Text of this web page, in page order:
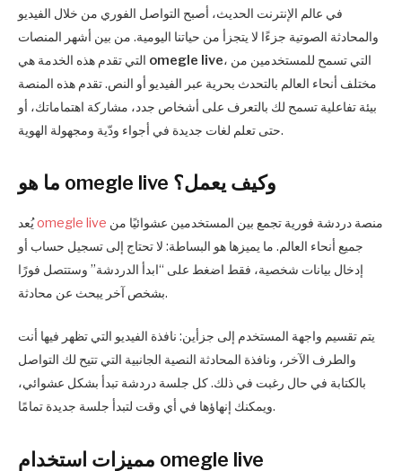
في عالم الإنترنت الحديث، أصبح التواصل الفوري من خلال الفيديو
والمحادثة الصوتية جزءًا لا يتجزأ من حياتنا اليومية. من بين أشهر المنصات
omegle live، التي تسمح للمستخدمين من
مختلف أنحاء العالم بالتحدث بحرية عبر الفيديو أو النص. تقدم هذه المنصة
بيئة تفاعلية تسمح لك بالتعرف على أشخاص جدد، مشاركة اهتماماتك، أو
حتى تعلم لغات جديدة في أجواء ودّية ومجهولة الهوية.
ما هو omegle live وكيف يعمل؟
يُعدomegle live
جميع أنحاء العالم. ما يميزها هو البساطة: لا تحتاج إلى تسجيل حساب أو
إدخال بيانات شخصية، فقط اضغط على “ابدأ الدردشة” وستتصل فورًا
بشخص آخر يبحث عن محادثة.
يتم تقسيم واجهة المستخدم إلى جزأين: نافذة الفيديو التي تظهر فيها أنت
والطرف الآخر، ونافذة المحادثة النصية الجانبية التي تتيح لك التواصل
بالكتابة في حال رغبت في ذلك. كل جلسة دردشة تبدأ بشكل عشوائي،
ويمكنك إنهاؤها في أي وقت لتبدأ جلسة جديدة تمامًا.
مميزات استخدام omegle live